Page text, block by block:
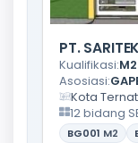
PT.
Kualifikasi:M2
Asosiasi:
Kota
12 bidang
BG001 M2